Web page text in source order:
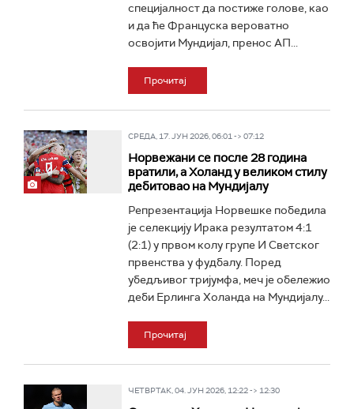
специјалност да постиже голове, као
и да ће Француска вероватно
освојити Мундијал, пренос АП...
Прочитај
СРЕДА, 17. ЈУН 2026, 06:01 -> 07:12
Норвежани се после 28 година
вратили, а Холанд у великом стилу
дебитовао на Мундијалу
Репрезентација Норвешке победила
је селекцију Ирака резултатом 4:1
(2:1) у првом колу групе И Светског
првенства у фудбалу. Поред
убедљивог тријумфа, меч је обележио
деби Ерлинга Холанда на Мундијалу...
Прочитај
ЧЕТВРТАК, 04. ЈУН 2026, 12:22 -> 12:30